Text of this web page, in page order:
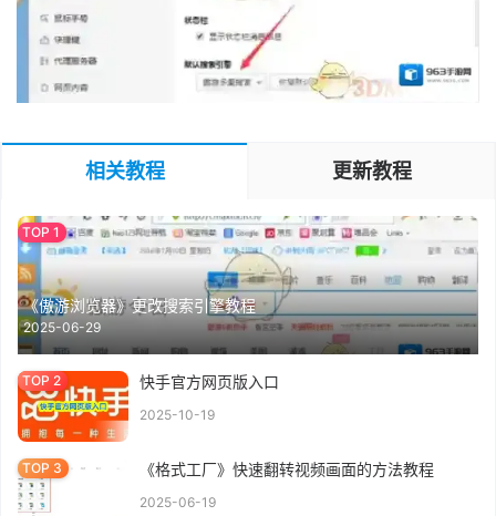
相关教程 更新教程
《傲游浏览器》更改搜索引擎教程
2025-06-29
快手官方网页版入口
2025-10-19
《格式工厂》快速翻转视频画面的方法教程
2025-06-19